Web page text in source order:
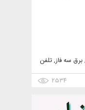
سه فاز, تلفن
۲۵۳۴